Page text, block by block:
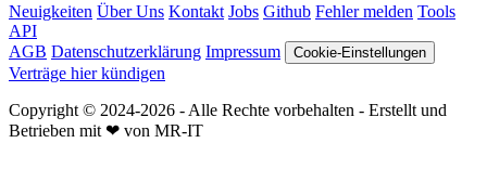
Neuigkeiten Über Uns Kontakt Jobs Github Fehler melden Tools
API
AGB Datenschutzerklärung Impressum Cookie-Einstellungen
Verträge hier kündigen
Copyright © 2024-2026 - Alle Rechte vorbehalten - Erstellt und
Betrieben mit ❤ von MR-IT